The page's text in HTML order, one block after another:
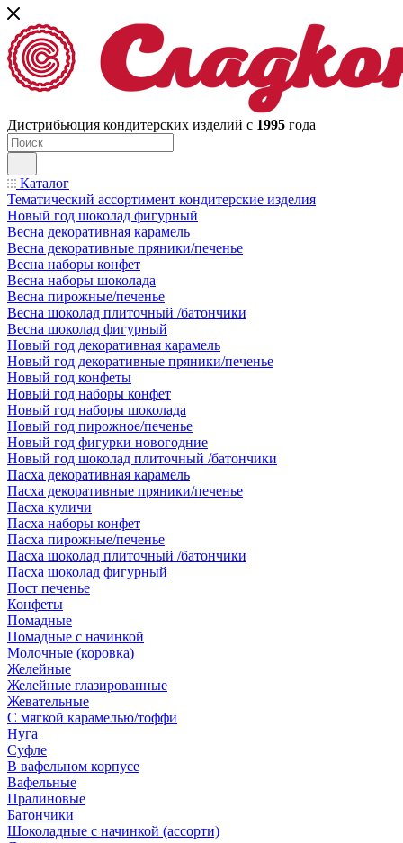
Дистрибьюция кондитерских изделий с 1995 года
Каталог
Тематический ассортимент кондитерские изделия
Новый год шоколад фигурный
Весна декоративная карамель
Весна декоративные пряники/печенье
Весна наборы конфет
Весна наборы шоколада
Весна пирожные/печенье
Весна шоколад плиточный /батончики
Весна шоколад фигурный
Новый год декоративная карамель
Новый год декоративные пряники/печенье
Новый год конфеты
Новый год наборы конфет
Новый год наборы шоколада
Новый год пирожное/печенье
Новый год фигурки новогодние
Новый год шоколад плиточный /батончики
Пасха декоративная карамель
Пасха декоративные пряники/печенье
Пасха куличи
Пасха наборы конфет
Пасха пирожные/печенье
Пасха шоколад плиточный /батончики
Пасха шоколад фигурный
Пост печенье
Конфеты
Помадные
Помадные с начинкой
Молочные (коровка)
Желейные
Желейные глазированные
Жевательные
С мягкой карамелью/тоффи
Нуга
Суфле
В вафельном корпусе
Вафельные
Пралиновые
Батончики
Шоколадные с начинкой (ассорти)